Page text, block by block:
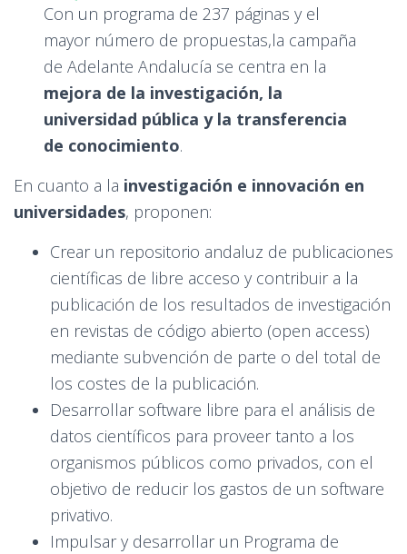
Con un programa de 237 páginas y el
mayor número de propuestas,la campaña
de Adelante Andalucía se centra en la
mejora de la investigación, la
universidad pública y la transferencia
de conocimiento.
En cuanto a la investigación e innovación en
universidades, proponen:
Crear un repositorio andaluz de publicaciones
científicas de libre acceso y contribuir a la
publicación de los resultados de investigación
en revistas de código abierto (open access)
mediante subvención de parte o del total de
los costes de la publicación.
Desarrollar software libre para el análisis de
datos científicos para proveer tanto a los
organismos públicos como privados, con el
objetivo de reducir los gastos de un software
privativo.
Impulsar y desarrollar un Programa de